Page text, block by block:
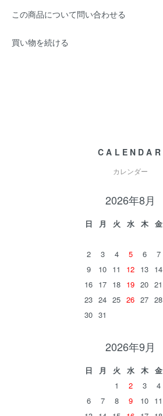
この商品について問い合わせる
買い物を続ける
CALENDAR
カレンダー
2026年8月
日 月 火 水 木 金
2
3 4 5 6 7
9
10 11 12 13 14
16 17 18 19 20 21
23 24 25 26 27 28
30 31
2026年9月
日 月 火 水 木 金
1
2 3 4
6
7 8 9 10 11